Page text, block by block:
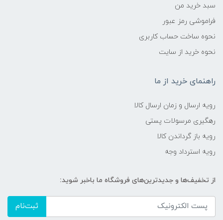
سبد خرید من
فراموشی رمز عبور
نحوه ساخت حساب کاربری
نحوه خرید از سایت
راهنمای خرید از ما
رویه ارسال و زمان ارسال کالا
رهگیری مرسولات پستی
رویه باز گرداندن کالا
رویه استرداد وجه
از تخفیف‌ها و جدیدترین‌های فروشگاه ما باخبر شوید:
ثبت‌نام